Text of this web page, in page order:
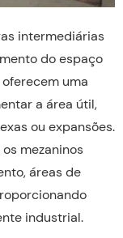
intermediárias
do espaço
uma
a área útil,
ou expansões.
mezaninos
áreas de
industrial.